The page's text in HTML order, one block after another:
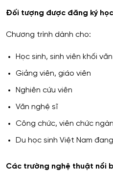
Đối tượng được đăng ký
Chương trình dành cho:
Học sinh, sinh viên khối
Giảng viên, giáo viên
Nghiên cứu viên
Văn nghệ sĩ
Công chức, viên chức
Du học sinh Việt Nam
Các trường nghệ thuật nổi